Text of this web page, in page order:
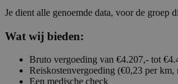
Je dient alle genoemde data, voor de groep
Wat wij bieden:
Bruto vergoeding van €4.207,- tot
Reiskostenvergoeding (€0,23 per
Een medische check